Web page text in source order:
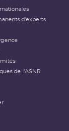
d'experts
de l'ASNR